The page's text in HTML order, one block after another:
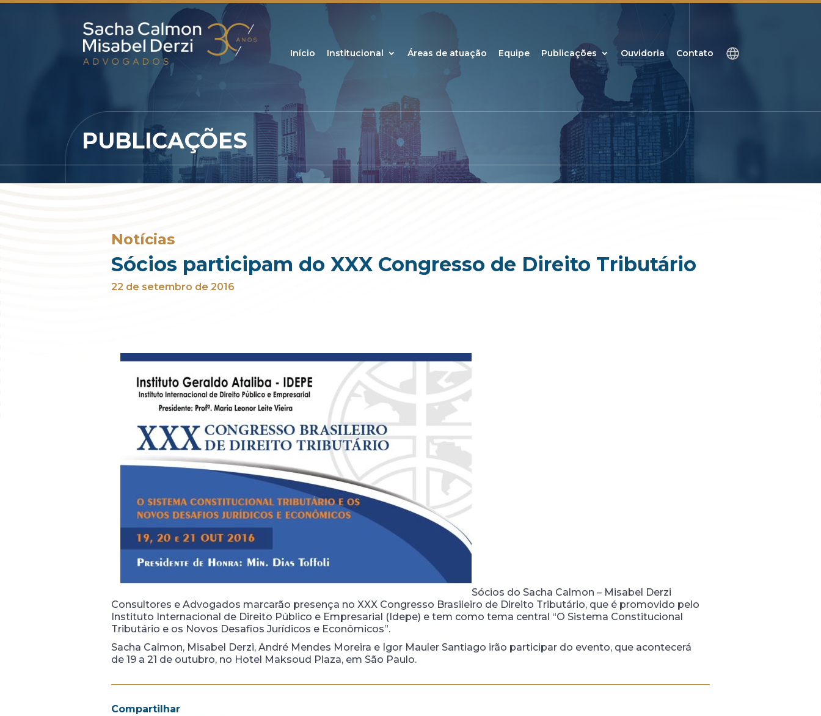
Início Institucional Áreas de atuação Equipe Publicações Ouvidoria Contato
PUBLICAÇÕES
Notícias
Sócios participam do XXX Congresso de Direito Tributário
22 de setembro de 2016
Sócios do Sacha Calmon – Misabel Derzi
Consultores e Advogados marcarão presença no XXX Congresso Brasileiro de Direito Tributário, que é promovido pelo
Instituto Internacional de Direito Público e Empresarial (Idepe) e tem como tema central “O Sistema Constitucional
Tributário e os Novos Desafios Jurídicos e Econômicos”.
Sacha Calmon, Misabel Derzi, André Mendes Moreira e Igor Mauler Santiago irão participar do evento, que acontecerá
de 19 a 21 de outubro, no Hotel Maksoud Plaza, em São Paulo.
Compartilhar